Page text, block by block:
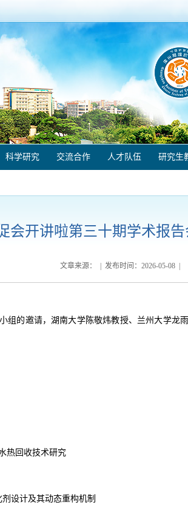
科学研究 交流合作 人才队伍 研究生
会开讲啦第三十期学术报告
文章来源： | 发布时间：2026-05-08 |
组的邀请，湖南大学陈敬炜教授、兰州大学龙
热回收技术研究
设计及其动态重构机制